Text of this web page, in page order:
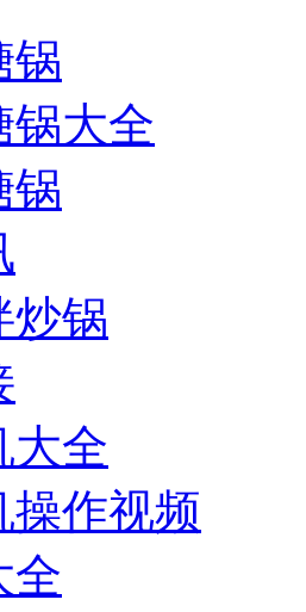
锅
锅大全
锅
炒锅
大全
操作视频
全